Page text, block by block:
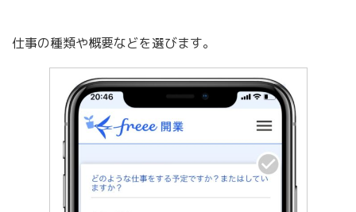
仕事の種類や概要などを選びます。